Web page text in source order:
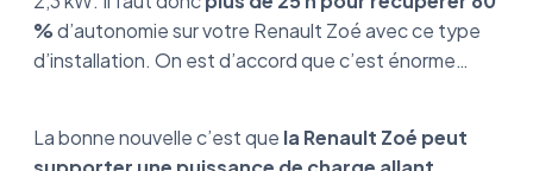
%d’autonomie sur votre Renault Zoé avec ce type
d’installation. On est d’accord que c’est énorme…
La bonne nouvelle c’est que la Renault Zoé peut